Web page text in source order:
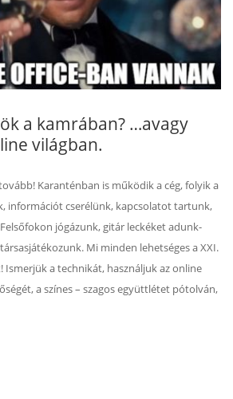
a kamrában? …avagy
világban.
Karanténban is működik a cég, folyik a
információt cserélünk, kapcsolatot tartunk,
jógázunk, gitár leckéket adunk-
Mi minden lehetséges a XXI.
Ismerjük a technikát, használjuk az online
a színes – szagos együttlétet pótolván,